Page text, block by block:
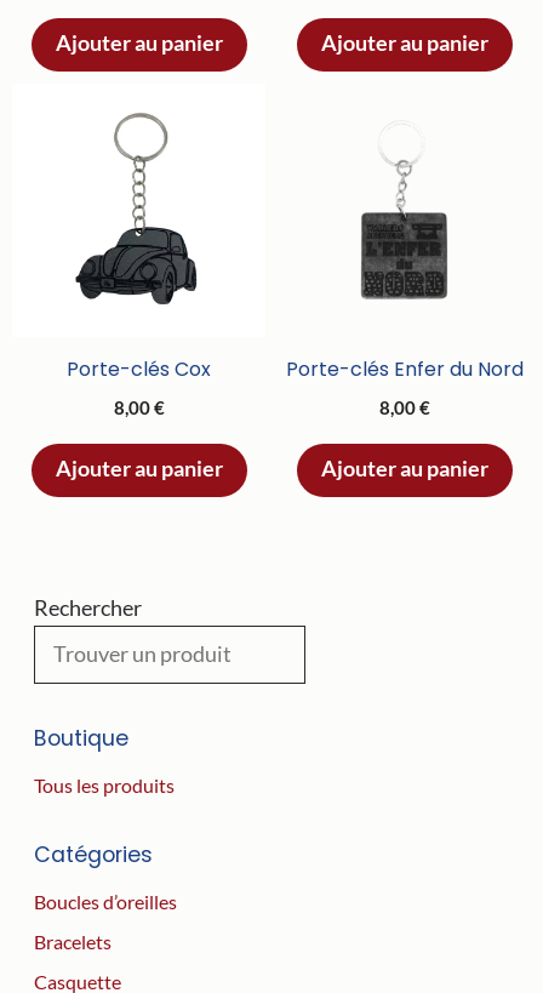
Ajouter au panier Ajouter au panier
Porte-clés Cox
8,00€
Ajouter au panier
Porte-clés Enfer du Nord
8,00€
Ajouter au panier
Rechercher
Boutique
Tous les produits
Catégories
Boucles d’oreilles
Bracelets
Casquette